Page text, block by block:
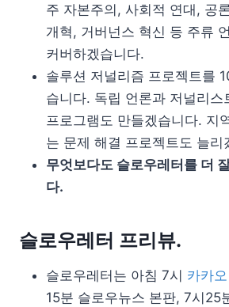
주 자본주의, 사회적 연대, 공
개혁, 거버넌스 혁신 등 주류
커버하겠습니다.
솔루션 저널리즘 프로젝트를
습니다. 독립 언론과 저널리스
프로그램도 만들겠습니다. 지
는 문제 해결 프로젝트도 늘리
무엇보다도 슬로우레터를 더
다.
슬로우레터 프리뷰.
슬로우레터는 아침 7시 카카
15분 슬로우뉴스 본판, 7시25